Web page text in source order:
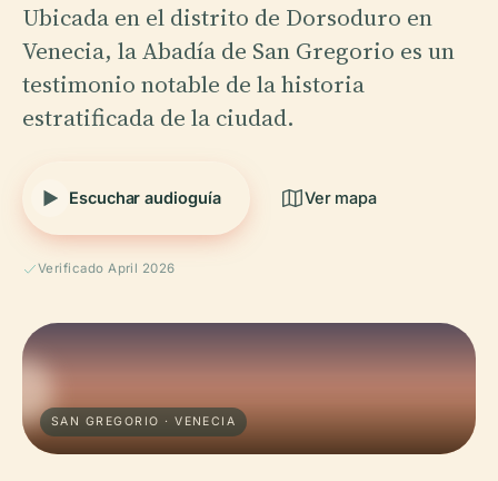
Ubicada en el distrito de Dorsoduro en
Venecia, la Abadía de San Gregorio es un
testimonio notable de la historia
estratificada de la ciudad.
Escuchar audioguía Ver mapa
Verificado April 2026
SAN GREGORIO · VENECIA